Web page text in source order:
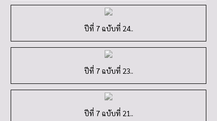
ปีที่ 7 ฉบับที่ 23..
ปีที่ 7 ฉบับที่ 21..
ปีที่ 7 ฉบับที่ 20..